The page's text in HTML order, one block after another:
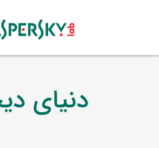
دنیای